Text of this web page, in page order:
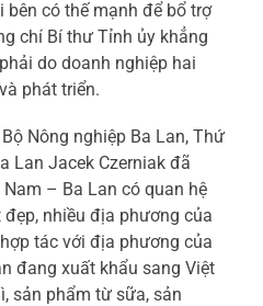
có thế mạnh để bổ trợ
chí Bí thư Tỉnh ủy khẳng
do doanh nghiệp hai
phát triển.
Nông nghiệp Ba Lan, Thứ
Lan Jacek Czerniak đã
– Ba Lan có quan hệ
nhiều địa phương của
tác với địa phương của
đang xuất khẩu sang Việt
sản phẩm từ sữa, sản